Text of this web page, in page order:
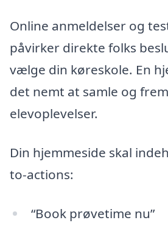
Online anmeldelser og
påvirker direkte folks
vælge din køreskole. En
det nemt at samle og
elevoplevelser.
Din hjemmeside skal
to-actions:
“Book prøvetime nu”